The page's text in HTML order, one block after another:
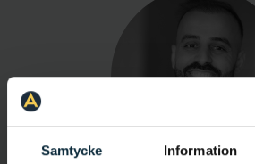
Samtycke Information